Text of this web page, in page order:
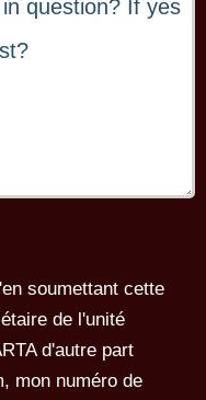
soumettant cette
de l'unité
d'autre part
mon numéro de